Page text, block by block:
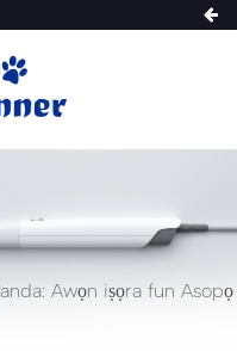
Awọn iṣọra fun Asopọ